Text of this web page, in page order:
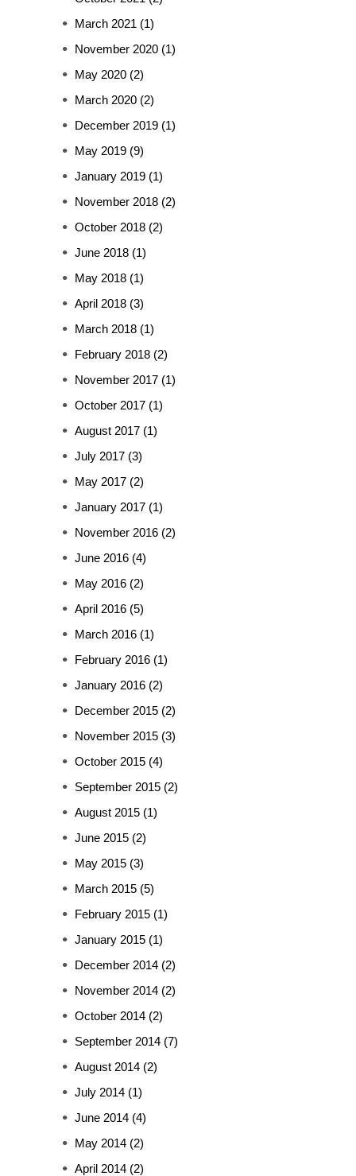
March 2021 (1)
November 2020 (1)
May 2020 (2)
March 2020 (2)
December 2019 (1)
May 2019 (9)
January 2019 (1)
November 2018 (2)
October 2018 (2)
June 2018 (1)
May 2018 (1)
April 2018 (3)
March 2018 (1)
February 2018 (2)
November 2017 (1)
October 2017 (1)
August 2017 (1)
July 2017 (3)
May 2017 (2)
January 2017 (1)
November 2016 (2)
June 2016 (4)
May 2016 (2)
April 2016 (5)
March 2016 (1)
February 2016 (1)
January 2016 (2)
December 2015 (2)
November 2015 (3)
October 2015 (4)
September 2015 (2)
August 2015 (1)
June 2015 (2)
May 2015 (3)
March 2015 (5)
February 2015 (1)
January 2015 (1)
December 2014 (2)
November 2014 (2)
October 2014 (2)
September 2014 (7)
August 2014 (2)
July 2014 (1)
June 2014 (4)
May 2014 (2)
April 2014 (2)